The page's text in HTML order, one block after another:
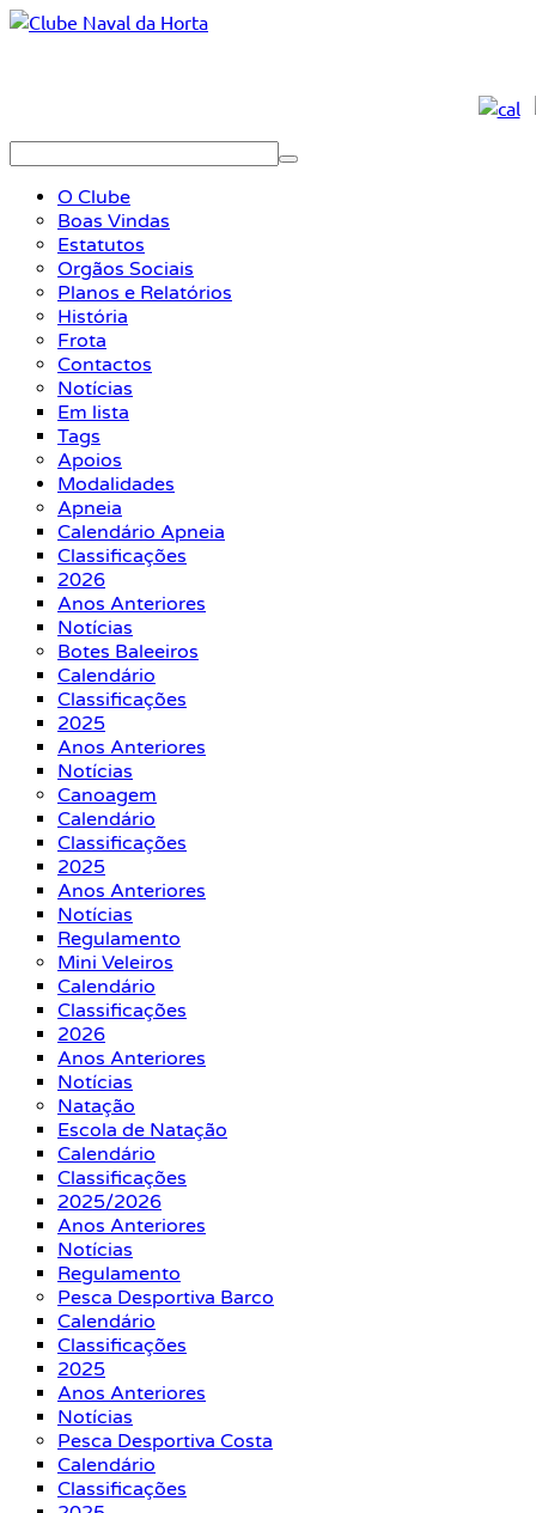
O Clube
Boas Vindas
Estatutos
Orgãos Sociais
Planos e Relatórios
História
Frota
Contactos
Notícias
Em lista
Tags
Apoios
Modalidades
Apneia
Calendário Apneia
Classificações
2026
Anos Anteriores
Notícias
Botes Baleeiros
Calendário
Classificações
2025
Anos Anteriores
Notícias
Canoagem
Calendário
Classificações
2025
Anos Anteriores
Notícias
Regulamento
Mini Veleiros
Calendário
Classificações
2026
Anos Anteriores
Notícias
Natação
Escola de Natação
Calendário
Classificações
2025/2026
Anos Anteriores
Notícias
Regulamento
Pesca Desportiva Barco
Calendário
Classificações
2025
Anos Anteriores
Notícias
Pesca Desportiva Costa
Calendário
Classificações